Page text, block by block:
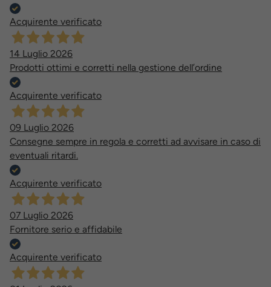
Acquirente verificato
14 Luglio 2026
Prodotti ottimi e corretti nella gestione dell’ordine
Acquirente verificato
09 Luglio 2026
Consegne sempre in regola e corretti ad avvisare in caso di
eventuali ritardi.
Acquirente verificato
07 Luglio 2026
Fornitore serio e affidabile
Acquirente verificato